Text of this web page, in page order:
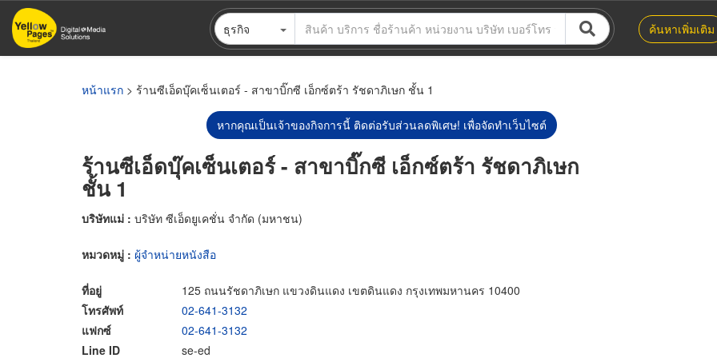
ข้าม
ไป
ธุรกิจ ค้นหาเพิ่มเติม
หน้าแรก > ร้านซีเอ็ดบุ๊คเซ็นเตอร์ - สาขาบิ๊กซี เอ็กซ์ตร้า รัชดาภิเษก ชั้น 1
หากคุณเป็นเจ้าของกิจการนี้ ติดต่อรับส่วนลดพิเศษ! เพื่อจัดทำเว็บไซต์
ร้านซีเอ็ดบุ๊คเซ็นเตอร์ - สาขาบิ๊กซี เอ็กซ์ตร้า รัชดาภิเษก
ชั้น 1
บริษัทแม่ : บริษัท ซีเอ็ดยูเคชั่น จำกัด (มหาชน)
หมวดหมู่ : ผู้จำหน่ายหนังสือ
ที่อยู่
125 ถนนรัชดาภิเษก แขวงดินแดง เขตดินแดง กรุงเทพมหานคร 10400
โทรศัพท์
02-641-3132
แฟกซ์
02-641-3132
Line ID
se-ed